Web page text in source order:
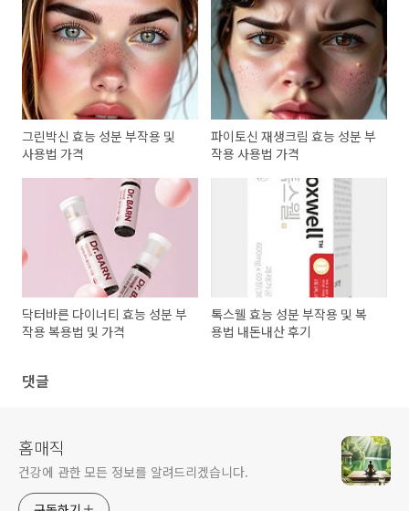
그린박신 효능 성분 부작용 및
사용법 가격
파이토신 재생크림 효능 성분 부
작용 사용법 가격
닥터바른 다이너티 효능 성분 부
작용 복용법 및 가격
톡스웰 효능 성분 부작용 및 복
용법 내돈내산 후기
댓글
홈매직
건강에 관한 모든 정보를 알려드리겠습니다.